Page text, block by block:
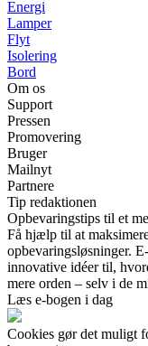
Energi
Lamper
Flyt
Isolering
Bord
Om os
Support
Pressen
Promovering
Bruger
Mailnyt
Partnere
Tip redaktionen
Opbevaringstips til et
Få hjælp til at
opbevaringsløsninger.
innovative idéer til,
mere orden – selv i de
Læs e-bogen i dag
Cookies gør det muligt